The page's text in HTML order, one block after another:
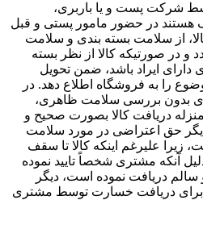
شرکت پست و یا باربری،
در حضور مامور پستی و قبل
از سلامت بسته بندی و سلامت
و در صورتیکه کالا از نظر بسته
ایراد باشد، ضمن تحویل
را به فروشگاه اطلاع دهد. در
بدون بررسی سلامت ظاهری،
دریافت کالا بصورت صحیح و
دیگر حق اعتراضی در مورد سلامت
زیرا علیرغم اینکه کالا تا سقف
آنکه مشتری شخصاً تایید نموده
دریافت نموده است، دیگر
برای دریافت خسارت توسط مشتری